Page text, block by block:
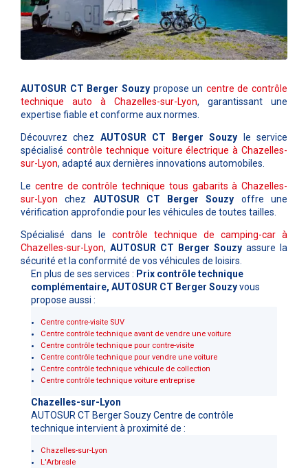
AUTOSUR CT Berger Souzypropose un centre de contrôle
technique auto à Chazelles-sur-Lyon, garantissant une
expertise fiable et conforme aux normes.
Découvrez chez AUTOSUR CT Berger Souzy le service
spécialisé contrôle technique voiture électrique à Chazelles-
sur-Lyon, adapté aux dernières innovations automobiles.
Le centre de contrôle technique tous gabarits à Chazelles-
sur-Lyon chez AUTOSUR CT Berger Souzy offre une
vérification approfondie pour les véhicules de toutes tailles.
Spécialisé dans le contrôle technique de camping-car à
Chazelles-sur-Lyon, AUTOSUR CT Berger Souzy assure la
sécurité et la conformité de vos véhicules de loisirs.
En plus de ses services : Prix contrôle technique
complémentaire, AUTOSUR CT Berger Souzyvous
propose aussi :
Centre contre-visite SUV
Centre contrôle technique avant de vendre une voiture
Centre contrôle technique pour contre-visite
Centre contrôle technique pour vendre une voiture
Centre contrôle technique véhicule de collection
Centre contrôle technique voiture entreprise
Chazelles-sur-Lyon
AUTOSUR CT Berger Souzy Centre de contrôle
technique intervient à proximité de :
Chazelles-sur-Lyon
L'Arbresle